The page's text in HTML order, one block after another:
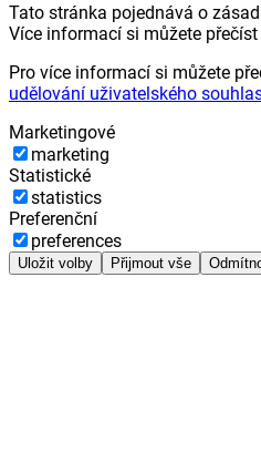
Tato stránka pojednává o
Více informací si můžete přečíst
Pro více informací si můžete
udělování uživatelského
Marketingové
marketing
Statistické
statistics
Preferenční
preferences
Uložit volby Přijmout vše